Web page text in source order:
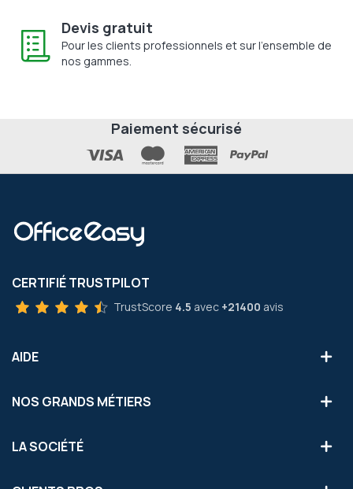
Devis gratuit
Pour les clients professionnels et sur l'ensemble de
nos gammes.
Paiement sécurisé
CERTIFIÉ TRUSTPILOT
TrustScore 4.5 avec +21400 avis
AIDE
NOS GRANDS MÉTIERS
LA SOCIÉTÉ